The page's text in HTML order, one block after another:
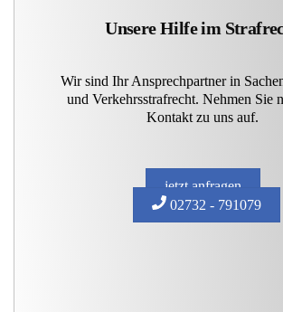
Unsere Hilfe im
Wir sind Ihr Ansprechpartner in
und Verkehrsstrafrecht. Nehmen Sie
Kontakt zu uns auf.
jetzt anfragen
02732 - 791079